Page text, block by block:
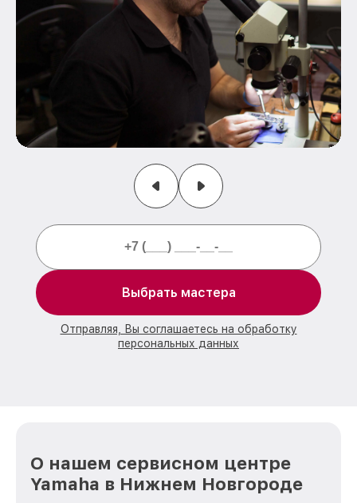
Выбрать мастера
Отправляя, Вы соглашаетесь на обработку
персональных данных
О нашем сервисном центре
Yamaha в Нижнем Новгороде